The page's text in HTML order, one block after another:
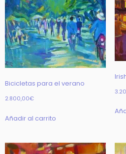
Bicicletas para el verano
2.800,00€
Añadir al carrito